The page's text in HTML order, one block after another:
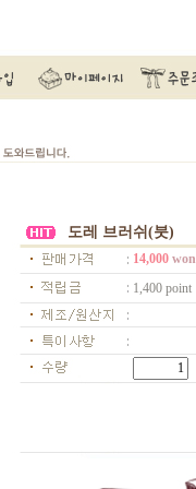
도레 브러쉬(붓)
14,000 won
1,400 point